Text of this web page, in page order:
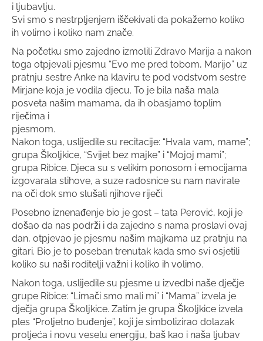
i ljubavlju.
Svi smo s nestrpljenjem iščekivali da pokažemo koliko
ih volimo i koliko nam znače.
Na početku smo zajedno izmolili Zdravo Marija a nakon
toga otpjevali pjesmu “Evo me pred tobom, Marijo” uz
pratnju sestre Anke na klaviru te pod vodstvom sestre
Mirjane koja je vodila djecu. To je bila naša mala
posveta našim mamama, da ih obasjamo toplim
riječima i
pjesmom.
Nakon toga, uslijedile su recitacije: “Hvala vam, mame”;
grupa Školjkice, “Svijet bez majke” i “Mojoj mami”;
grupa Ribice. Djeca su s velikim ponosom i emocijama
izgovarala stihove, a suze radosnice su nam navirale
na oči dok smo slušali njihove riječi.
Posebno iznenađenje bio je gost – tata Perović, koji je
došao da nas podrži i da zajedno s nama proslavi ovaj
dan, otpjevao je pjesmu našim majkama uz pratnju na
gitari. Bio je to poseban trenutak kada smo svi osjetili
koliko su naši roditelji važni i koliko ih volimo.
Nakon toga, uslijedile su pjesme u izvedbi naše dječje
grupe Ribice: “Limači smo mali mi” i “Mama” izvela je
dječja grupa Školjkice. Zatim je grupa Školjkice izvela
ples “Proljetno buđenje”, koji je simbolizirao dolazak
proljeća i novu veselu energiju, baš kao i naša ljubav